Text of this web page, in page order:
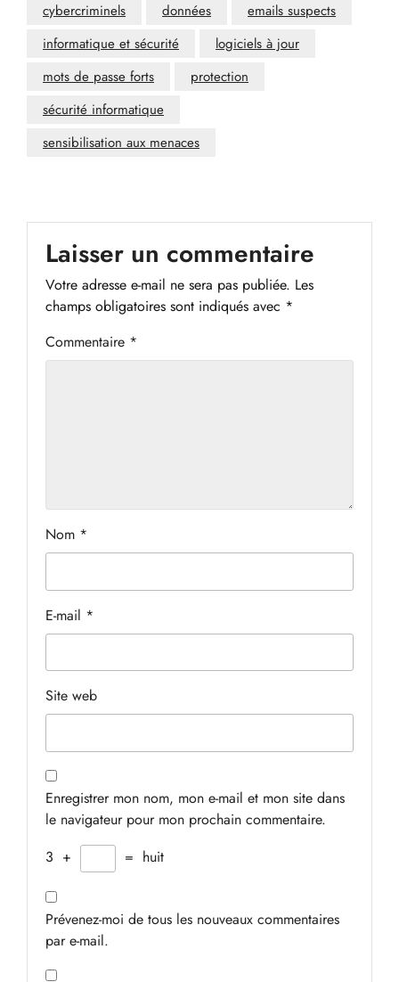
cybercriminels
données
emails suspects
informatique et sécurité
logiciels à jour
mots de passe forts
protection
sécurité informatique
sensibilisation aux menaces
Laisser un commentaire
Votre adresse e-mail ne sera pas publiée. Les
champs obligatoires sont indiqués avec *
Commentaire *
Nom *
E-mail *
Site web
Enregistrer mon nom, mon e-mail et mon site dans
le navigateur pour mon prochain commentaire.
3 + = huit
Prévenez-moi de tous les nouveaux commentaires
par e-mail.